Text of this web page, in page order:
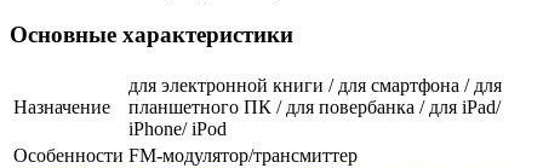
Основные характеристики
Назначение
для электронной книги / для смартфона / для
планшетного ПК / для повербанка / для iPad/
iPhone/ iPod
Особенности FM-модулятор/трансмиттер